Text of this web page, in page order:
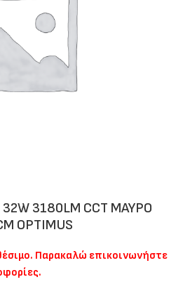
3180LM CCT ΜΑΥΡΟ
OPTIMUS
Παρακαλώ επικοινωνήστε